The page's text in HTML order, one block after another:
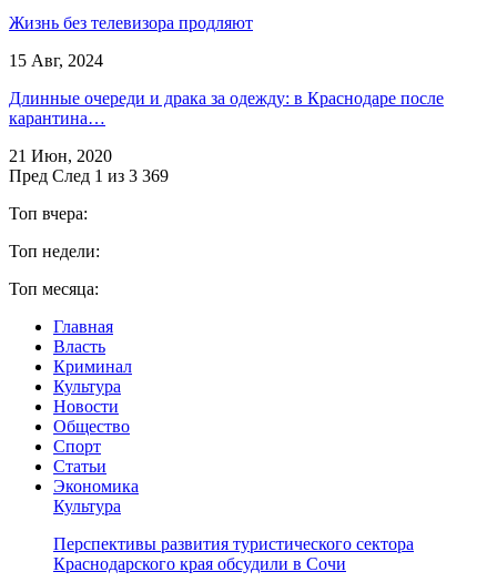
Жизнь без телевизора продляют
15 Авг, 2024
Длинные очереди и драка за одежду: в Краснодаре после
карантина…
21 Июн, 2020
Пред След 1 из 3 369
Топ вчера:
Топ недели:
Топ месяца:
Главная
Власть
Криминал
Культура
Новости
Общество
Спорт
Статьи
Экономика
Культура
Перспективы развития туристического сектора
Краснодарского края обсудили в Сочи